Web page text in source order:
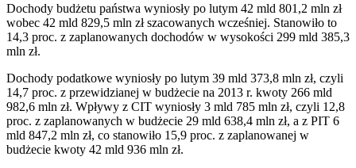
Dochody budżetu państwa wyniosły po lutym 42 mld 801,2 mln zł
wobec 42 mld 829,5 mln zł szacowanych wcześniej. Stanowiło to
14,3 proc. z zaplanowanych dochodów w wysokości 299 mld 385,3
mln zł.
Dochody podatkowe wyniosły po lutym 39 mld 373,8 mln zł, czyli
14,7 proc. z przewidzianej w budżecie na 2013 r. kwoty 266 mld
982,6 mln zł. Wpływy z CIT wyniosły 3 mld 785 mln zł, czyli 12,8
proc. z zaplanowanych w budżecie 29 mld 638,4 mln zł, a z PIT 6
mld 847,2 mln zł, co stanowiło 15,9 proc. z zaplanowanej w
budżecie kwoty 42 mld 936 mln zł.